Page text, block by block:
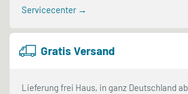
Servicecenter →
Gratis Versand
Lieferung frei Haus, in ganz Deutschland